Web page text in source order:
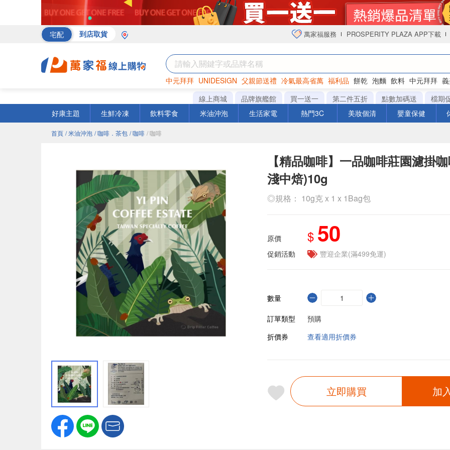
宅配 到店取貨 萬家福服務 PROSPERITY PLAZA APP下載
中元拜拜 UNIDESIGN 父親節送禮 冷氣最高省萬 福利品 餅乾 泡麵 飲料 中元拜拜
巧克力 罐頭 衛生紙
線上商城 品牌旗艦館 買一送一 第二件五折 點數加碼送
檔期
好康主題
生鮮冷凍 飲料零食 米油沖泡 生活家電 熱門3C 美妝個清 嬰童保健
首頁 / 米油沖泡 / 咖啡．茶包 / 咖啡 / 咖啡
【精品咖啡】一品咖啡莊園濾掛
淺中焙)10g
◎規格： 10g克 x 1 x 1Bag包
原價 $ 50
促銷活動 豐迎企業(滿499免運)
數量
訂單類型
預購
折價券
查看適用折價券
立即購買 加